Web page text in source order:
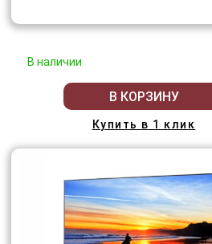
В наличии
В КОРЗИНУ
Купить в 1 клик